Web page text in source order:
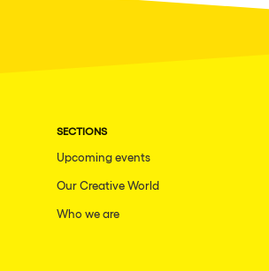
SECTIONS
Upcoming events
Our Creative World
Who we are